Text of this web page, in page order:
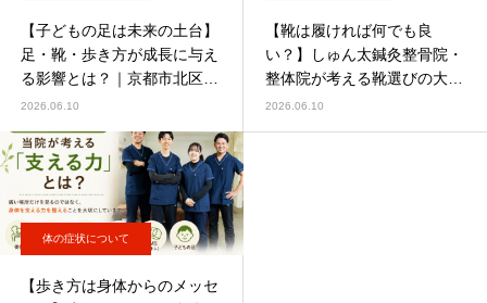
【子どもの足は未来の土台】
足・靴・歩き方が成長に与え
る影響とは？｜京都市北区・
上京区 しゅん太鍼灸整骨
2026.06.10
【靴は履ければ何でも良
い？】しゅん太鍼灸整骨院・
整体院が考える靴選びの大切
さ
2026.06.10
体の症状について
【歩き方は身体からのメッセ